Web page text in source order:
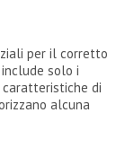
per il corretto
solo i
di
alcuna